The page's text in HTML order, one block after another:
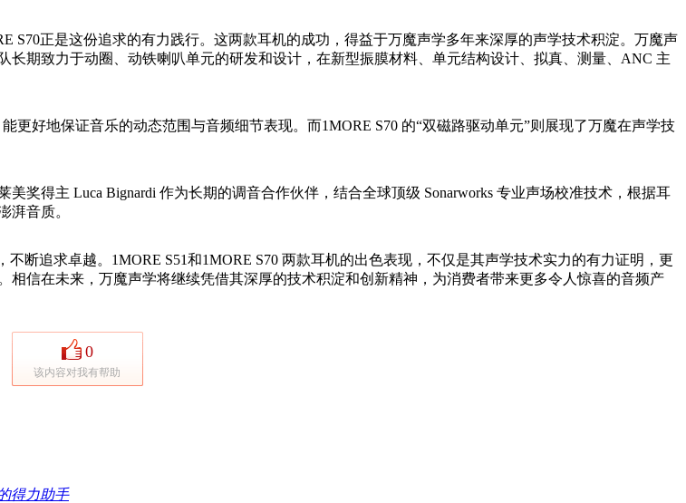
正是这份追求的有力践行。这两款耳机的成功，得益于万魔声学多年来深厚的声学技术积淀。万魔声
期致力于动圈、动铁喇叭单元的研发和设计，在新型振膜材料、单元结构设计、拟真、测量、ANC 主
好地保证音乐的动态范围与音频细节表现。而1MORE S70 的“双磁路驱动单元”则展现了万魔在声学技
得主 Luca Bignardi 作为长期的调音合作伙伴，结合全球顶级 Sonarworks 专业声场校准技术，根据耳
湃音质。
追求卓越。1MORE S51和1MORE S70 两款耳机的出色表现，不仅是其声学技术实力的有力证明，更
信在未来，万魔声学将继续凭借其深厚的技术积淀和创新精神，为消费者带来更多令人惊喜的音频产
0
该内容对我有帮助
得力助手